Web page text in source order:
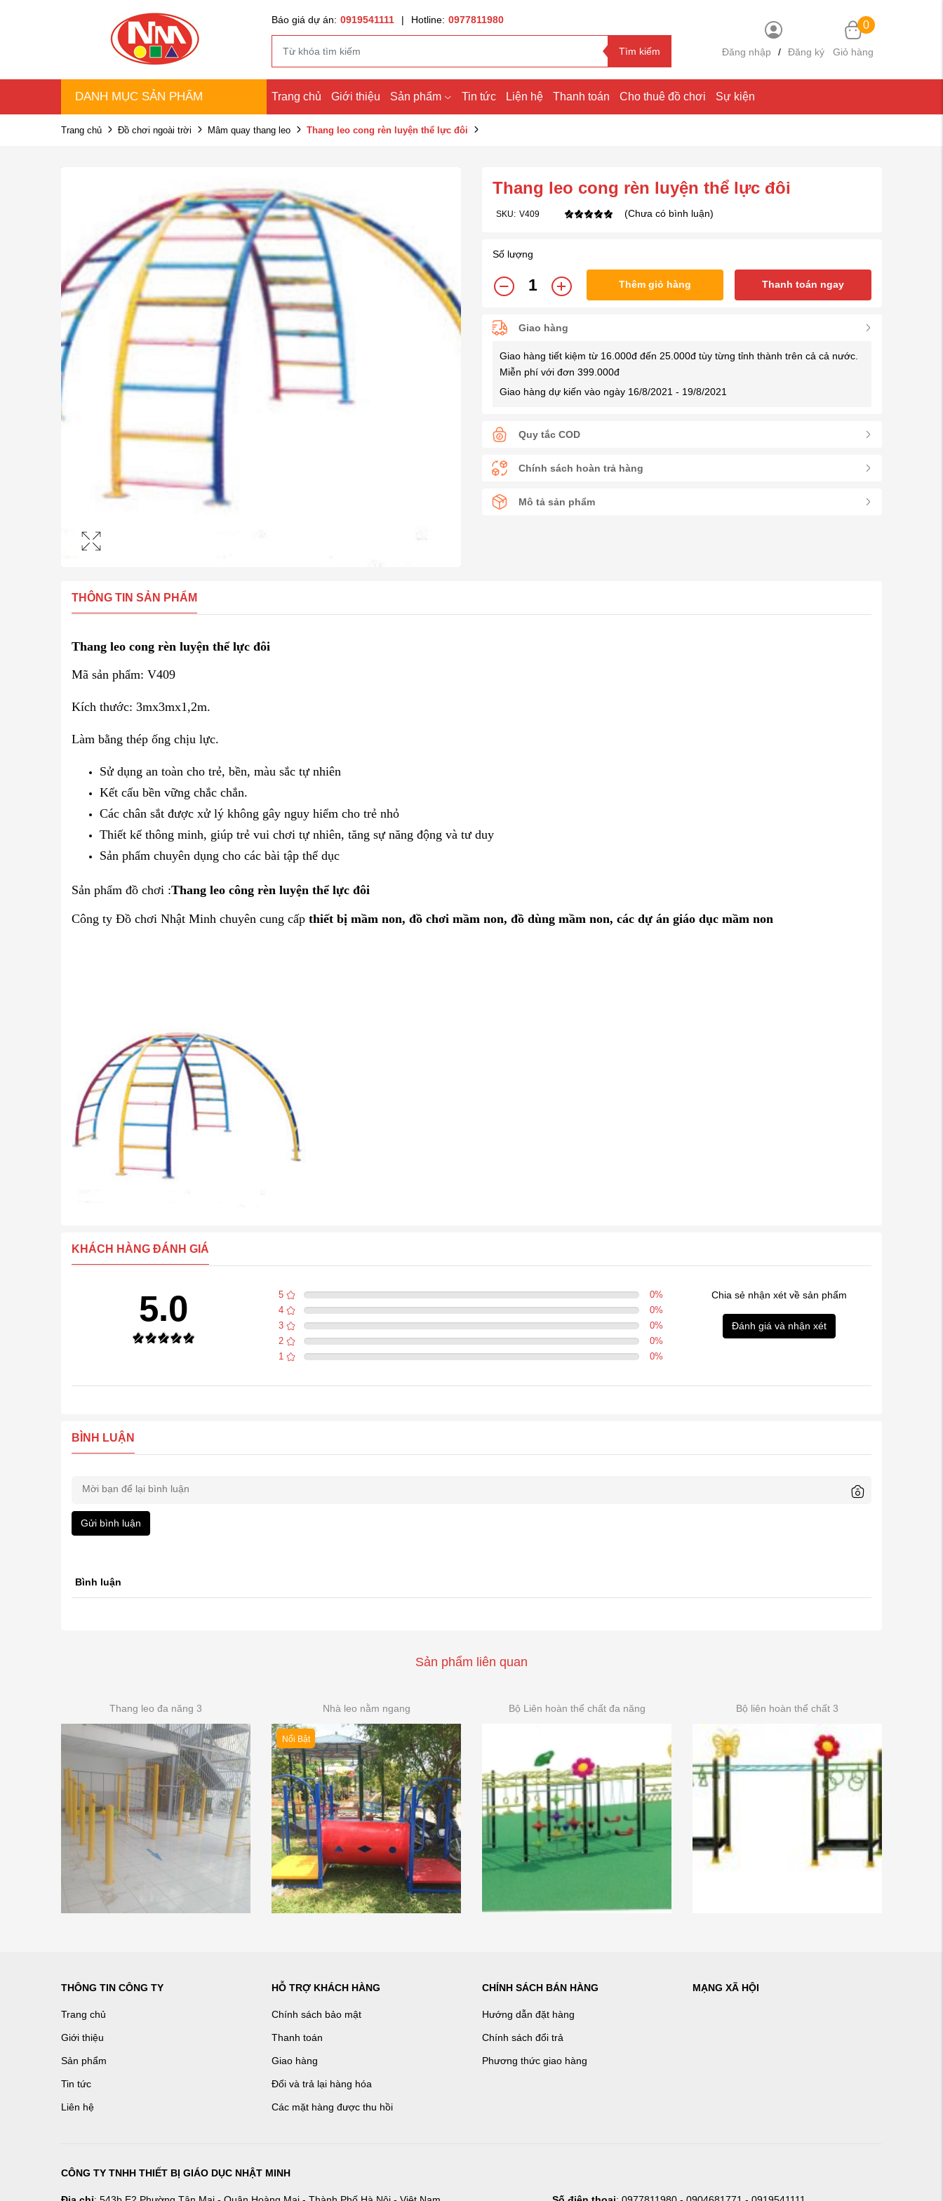
Báo giá dự án: 0919541111 | Hotline: 0977811980
Tìm kiếm Đăng nhập / Đăng ký
0
Giỏ hàng
DANH MỤC SẢN PHẨM Trang chủ Giới thiệu Sản phẩm Tin tức Liện hệ Thanh toán Cho thuê đồ chơi Sự kiện
Trang chủ Đồ chơi ngoài trời Mâm quay thang leo Thang leo cong rèn luyện thể lực đôi
Thang leo cong rèn luyện thể lực đôi
SKU: V409 (Chưa có bình luận)
Số lượng
Thêm giỏ hàng Thanh toán ngay
Giao hàng
Giao hàng tiết kiệm từ 16.000đ đến 25.000đ tùy từng tỉnh thành trên cả cả nước.
Miễn phí với đơn 399.000đ
Giao hàng dự kiến vào ngày 16/8/2021 - 19/8/2021
Quy tắc COD
Chính sách hoàn trả hàng
Mô tả sản phẩm
THÔNG TIN SẢN PHẨM
Thang leo cong rèn luyện thể lực đôi
Mã sản phẩm: V409
Kích thước: 3mx3mx1,2m.
Làm bằng thép ống chịu lực.
Sử dụng an toàn cho trẻ, bền, màu sắc tự nhiên
Kết cấu bền vững chắc chắn.
Các chân sắt được xử lý không gây nguy hiểm cho trẻ nhỏ
Thiết kế thông minh, giúp trẻ vui chơi tự nhiên, tăng sự năng động và tư duy
Sản phẩm chuyên dụng cho các bài tập thể dục
Sản phẩm đồ chơi :Thang leo công rèn luyện thể lực đôi
Công ty Đồ chơi Nhật Minh chuyên cung cấp thiết bị mầm non, đồ chơi mầm non, đồ dùng mầm non, các dự án giáo dục mầm non
KHÁCH HÀNG ĐÁNH GIÁ
5.0 5 0%
4
0%
3
0%
2
0%
1
0%
Chia sẻ nhận xét về sản phẩm
Đánh giá và nhận xét
BÌNH LUẬN
Gửi bình luận
Bình luận
Sản phẩm liên quan
Thang leo đa năng 3 Nhà leo nằm ngang
Nổi Bật
Bộ Liên hoàn thể chất đa năng Bộ liên hoàn thể chất 3
THÔNG TIN CÔNG TY
Trang chủ
Giới thiệu
Sản phẩm
Tin tức
Liên hệ
HỖ TRỢ KHÁCH HÀNG
Chính sách bảo mật
Thanh toán
Giao hàng
Đổi và trả lại hàng hóa
Các mặt hàng được thu hồi
CHÍNH SÁCH BÁN HÀNG
Hướng dẫn đặt hàng
Chính sách đổi trả
Phương thức giao hàng
MẠNG XÃ HỘI
CÔNG TY TNHH THIẾT BỊ GIÁO DỤC NHẬT MINH